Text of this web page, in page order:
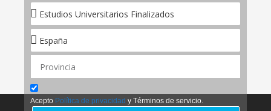
Acepto Política de privacidad y Términos de servicio.